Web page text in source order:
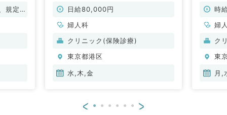
規定に
専門クリニック求人です（婦人科／
日給80,000円
婦人科
クリニック(保険診療)
東京都港区
水,木,金
り駅時
婦
ク
東
月,
< >